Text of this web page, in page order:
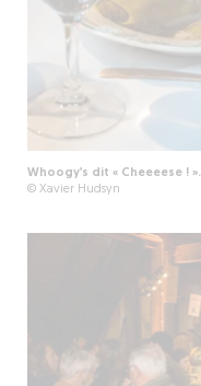
Whoogy’s dit « Cheeeese ! ».
© Xavier Hudsyn